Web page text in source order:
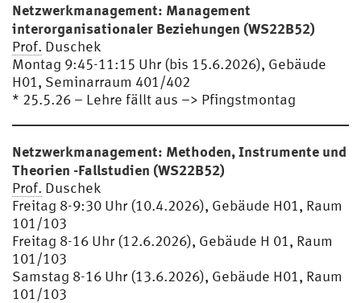
Netzwerkmanagement: Management
interorganisationaler Beziehungen (WS22B52)
Prof. Duschek
Montag 9:45-11:15 Uhr (bis 15.6.2026), Gebäude
H01, Seminarraum 401/402
* 25.5.26 – Lehre fällt aus –> Pfingstmontag
Netzwerkmanagement: Methoden, Instrumente und
Theorien -Fallstudien (WS22B52)
Prof. Duschek
Freitag 8-9:30 Uhr (10.4.2026), Gebäude H01, Raum
101/103
Freitag 8-16 Uhr (12.6.2026), Gebäude H 01, Raum
101/103
Samstag 8-16 Uhr (13.6.2026), Gebäude H01, Raum
101/103